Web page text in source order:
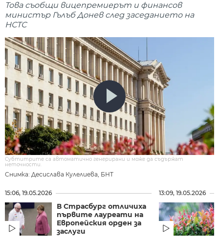
Това съобщи вицепремиерът и финансов
министър Гълъб Донев след заседанието на
НСТС
Снимка: Десислава Кулелиева, БНТ
Субтитрите са автоматично генерирани и може да съдържат
неточности.
15:06, 19.05.2026
В Страсбург отличиха
първите лауреати на
Европейския орден за
заслуги
13:09, 19.05.2026